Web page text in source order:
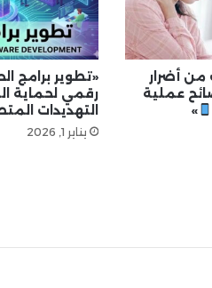
«تنظيم الموبايلات
قبة البرلمان.. أحمد
بحضور 3 وزراء لمناقشة الأزمة
أضرار
الذكية؟ 6 نصائح عملية
»
«تطوير برامج
رقمي لحماية
التهديدات
يناير 1, 2026